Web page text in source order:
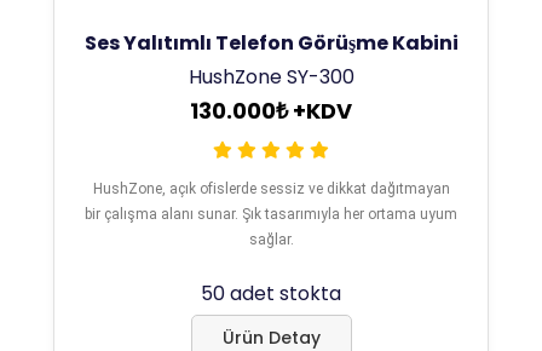
Ses Yalıtımlı Telefon Görüşme Kabini
HushZone SY-300
130.000₺ +KDV
HushZone, açık ofislerde sessiz ve dikkat dağıtmayan
bir çalışma alanı sunar. Şık tasarımıyla her ortama uyum
sağlar.
50 adet stokta
Ürün Detay